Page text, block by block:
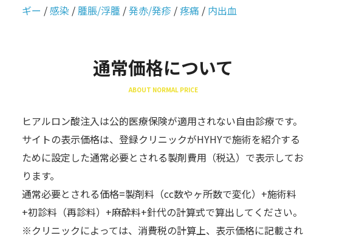
ギー /感染 /腫脹/浮腫 /発赤/発疹 /疼痛 / 内出血
通常価格について
ABOUT NORMAL PRICE
ヒアルロン酸注入は公的医療保険が適用されない自由診療です。
サイトの表示価格は、登録クリニックがHYHYで施術を紹介する
ために設定した通常必要とされる製剤費用（税込）で表示してお
ります。
通常必要とされる価格=製剤料（cc数やヶ所数で変化）+施術料
+初診料（再診料）+麻酔料+針代の計算式で算出してください。
※クリニックによっては、消費税の計算上、表示価格に記載され